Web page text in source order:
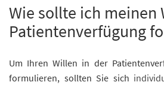
Wie sollte ich meinen
Patientenverfügung
Um Ihren Willen in der
formulieren, sollten Sie sich